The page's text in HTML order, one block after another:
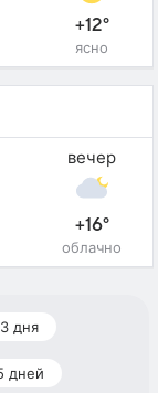
+12°
ясно
вечер
+16°
облачно
дня
дней